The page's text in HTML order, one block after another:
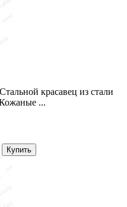
красавец из стали
...